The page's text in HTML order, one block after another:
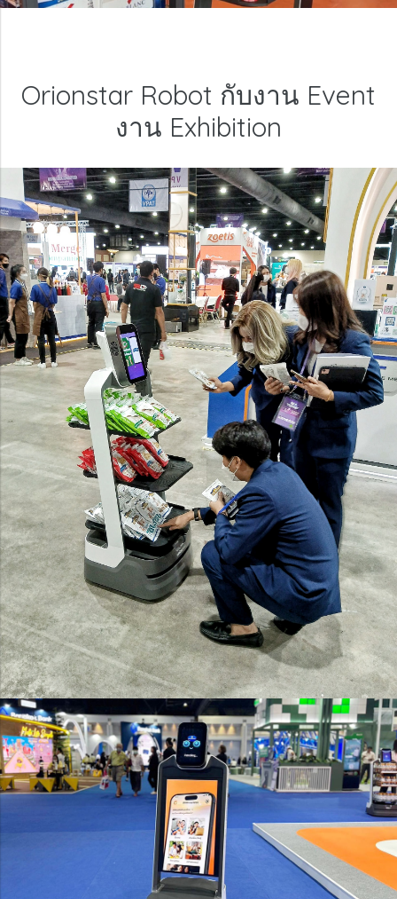
Orionstar Robot กับงาน Event
งาน Exhibition
Orionstar Robot
เดินนำเสนอโปรโมชั่น
Orionstar Robot
โฆษณาประชาสัมพันธ์